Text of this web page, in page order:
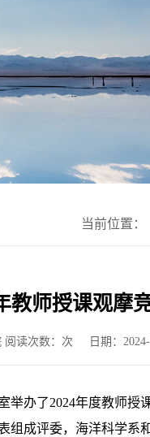
当前位置：
教师授课观摩
阅读次数：次 日期：
举办了2024年度教师授
组成评委，海洋科学系